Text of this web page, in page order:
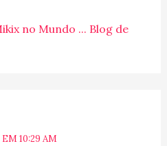
no Mundo ... Blog de
10:29 AM